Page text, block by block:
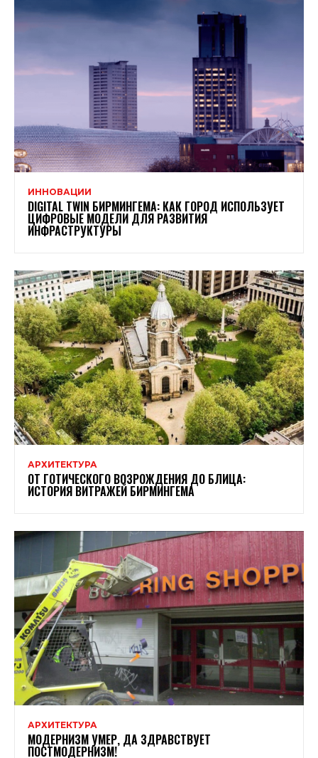
ИННОВАЦИИ
DIGITAL TWIN БИРМИНГЕМА: КАК ГОРОД ИСПОЛЬЗУЕТ
ЦИФРОВЫЕ МОДЕЛИ ДЛЯ РАЗВИТИЯ
ИНФРАСТРУКТУРЫ
АРХИТЕКТУРА
ОТ ГОТИЧЕСКОГО ВОЗРОЖДЕНИЯ ДО БЛИЦА:
ИСТОРИЯ ВИТРАЖЕЙ БИРМИНГЕМА
АРХИТЕКТУРА
МОДЕРНИЗМ УМЕР, ДА ЗДРАВСТВУЕТ
ПОСТМОДЕРНИЗМ!